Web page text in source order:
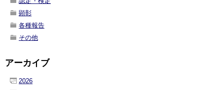
顕彰
各種報告
その他
アーカイブ
2026